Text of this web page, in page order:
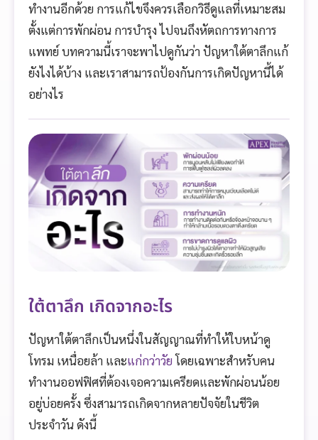
ทำงานอีกด้วย การแก้ไขจึงควรเลือกวิธีดูแลที่เหมาะสม
ตั้งแต่การพักผ่อน การบำรุง ไปจนถึงหัตถการทางการ
แพทย์ บทความนี้เราจะพาไปดูกันว่า ปัญหาใต้ตาลึกแก้
ยังไงได้บ้าง และเราสามารถป้องกันการเกิดปัญหานี้ได้
อย่างไร
ใต้ตาลึก เกิดจากอะไร
ปัญหาใต้ตาลึกเป็นหนึ่งในสัญญาณที่ทำให้ใบหน้าดู
โทรม เหนื่อยล้า และแก่กว่าวัยโดยเฉพาะสำหรับคน
ทำงานออฟฟิศที่ต้องเจอความเครียดและพักผ่อนน้อย
อยู่บ่อยครั้ง ซึ่งสามารถเกิดจากหลายปัจจัยในชีวิต
ประจำวัน ดังนี้